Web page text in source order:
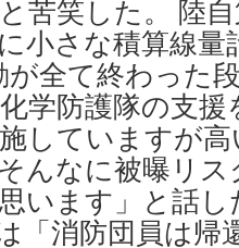
苦笑した。 陸
小さな積算線
が全て終わった
学防護隊の支
していますが
んなに被曝リ
います」と話し
「消防団員は帰